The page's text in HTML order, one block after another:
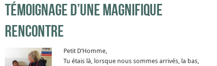
Témoignage d’une magnifique
rencontre
Petit D’Homme,
Tu étais là, lorsque nous sommes arrivés, la bas,